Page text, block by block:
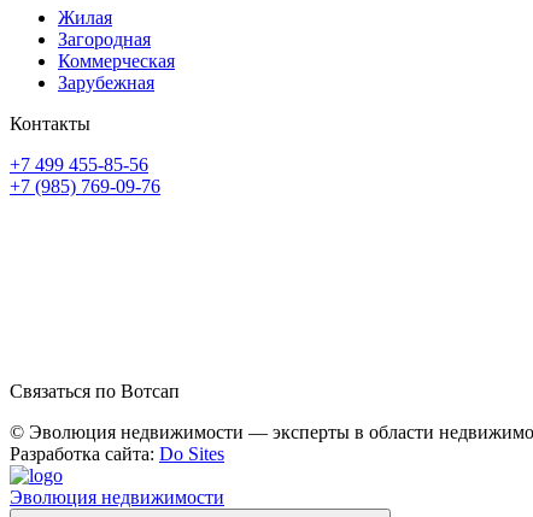
Жилая
Загородная
Коммерческая
Зарубежная
Контакты
+7 499 455-85-56
+7 (985) 769-09-76
Связаться по Вотсап
© Эволюция недвижимости — эксперты в области
Разработка сайта: Do Sites
Эволюция недвижимости